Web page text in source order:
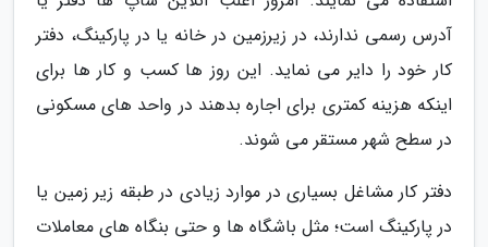
آدرس رسمی ندارند، در زیرزمین در خانه یا در پارکینگ، دفتر
کار خود را دایر می نماید. این روز ها کسب و کار ها برای
اینکه هزینه کمتری برای اجاره بدهند در واحد های مسکونی
در سطح شهر مستقر می شوند.
دفتر کار مشاغل بسیاری در موارد زیادی در طبقه زیر زمین یا
در پارکینگ است؛ مثل باشگاه ها و حتی بنگاه های معاملات